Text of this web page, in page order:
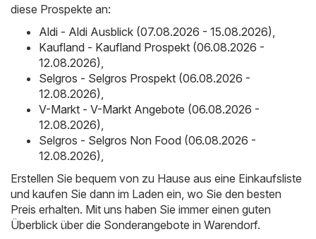
diese Prospekte an:
Aldi - Aldi Ausblick (07.08.2026 - 15.08.2026)
Kaufland - Kaufland Prospekt (06.08.2026 -
12.08.2026)
Selgros - Selgros Prospekt (06.08.2026 -
12.08.2026)
V-Markt - V-Markt Angebote (06.08.2026 -
12.08.2026)
Selgros - Selgros Non Food (06.08.2026 -
12.08.2026)
Erstellen Sie bequem von zu Hause aus eine Einkaufsliste
und kaufen Sie dann im Laden ein, wo Sie den besten
Preis erhalten. Mit uns haben Sie immer einen guten
Überblick über die Sonderangebote in Warendorf.